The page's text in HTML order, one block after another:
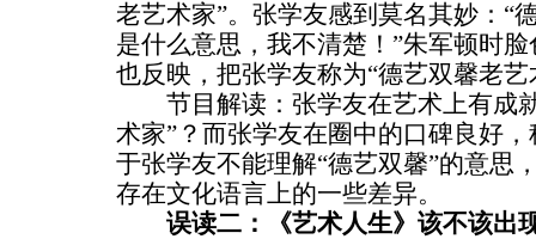
老艺术家”。张学友感到莫名其妙：“
是什么意思，我不清楚！”朱军顿时
也反映，把张学友称为“德艺双馨老
节目解读：张学友在艺术上有成
术家”？而张学友在圈中的口碑良好
于张学友不能理解“德艺双馨”的意思
存在文化语言上的一些差异。
误读二：《艺术人生》该不该出